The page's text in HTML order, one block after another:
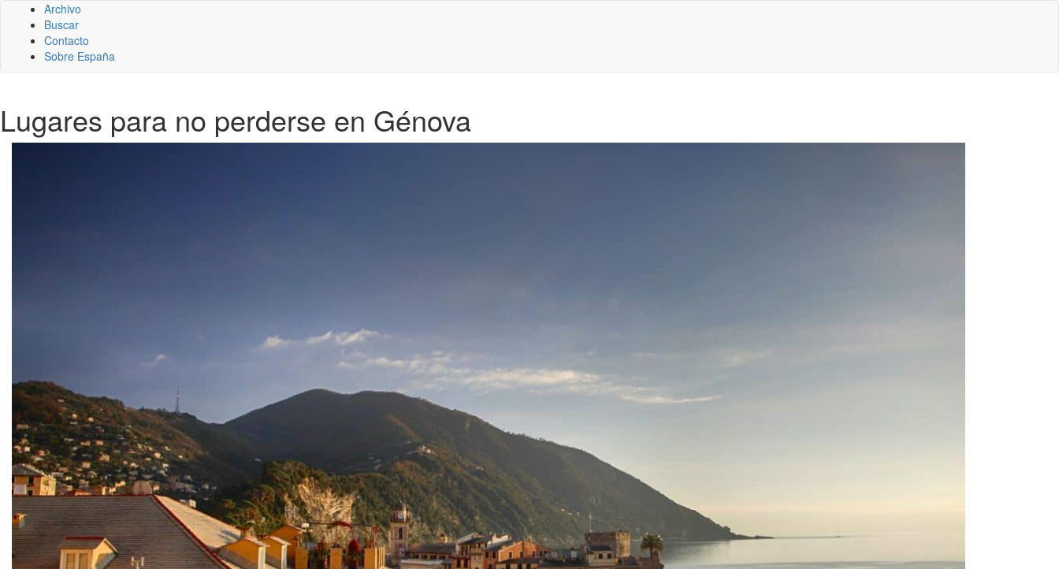
Archivo
Buscar
Contacto
Sobre España
Lugares para no perderse en Génova